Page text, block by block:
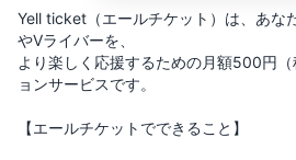
Yell ticket（エールチケット）は、あな
やVライバーを、
より楽しく応援するための月額500円
ョンサービスです。
【エールチケットでできること】